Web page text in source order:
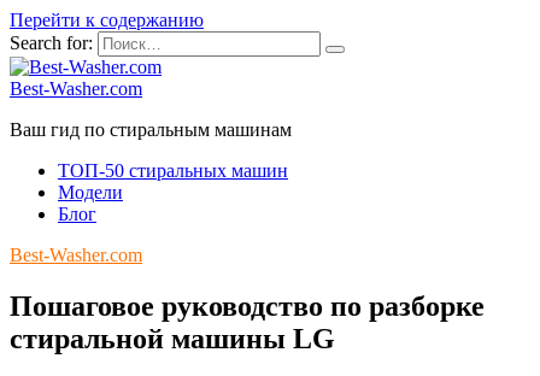
Перейти к содержанию
Search for:
Best-Washer.com
Ваш гид по стиральным машинам
ТОП-50 стиральных машин
Модели
Блог
Best-Washer.com
Пошаговое руководство по разборке
стиральной машины LG